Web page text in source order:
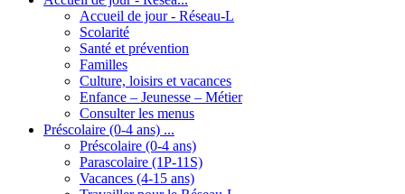
Accueil de jour - Réseau-L
Scolarité
Santé et prévention
Familles
Culture, loisirs et vacances
Enfance – Jeunesse – Métier
Consulter les menus
Préscolaire (0-4 ans) ...
Préscolaire (0-4 ans)
Parascolaire (1P-11S)
Vacances (4-15 ans)